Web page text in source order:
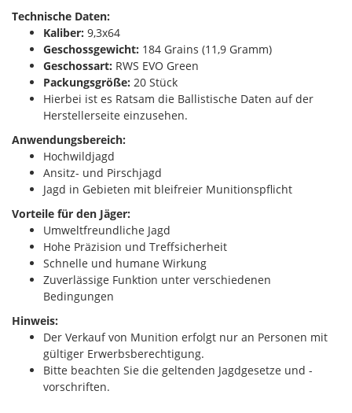
Technische Daten:
Kaliber: 9,3x64
Geschossgewicht: 184 Grains (11,9 Gramm)
Geschossart: RWS EVO Green
Packungsgröße: 20 Stück
Hierbei ist es Ratsam die Ballistische Daten auf der
Herstellerseite einzusehen.
Anwendungsbereich:
Hochwildjagd
Ansitz- und Pirschjagd
Jagd in Gebieten mit bleifreier Munitionspflicht
Vorteile für den Jäger:
Umweltfreundliche Jagd
Hohe Präzision und Treffsicherheit
Schnelle und humane Wirkung
Zuverlässige Funktion unter verschiedenen
Bedingungen
Hinweis:
Der Verkauf von Munition erfolgt nur an Personen mit
gültiger Erwerbsberechtigung.
Bitte beachten Sie die geltenden Jagdgesetze und -
vorschriften.